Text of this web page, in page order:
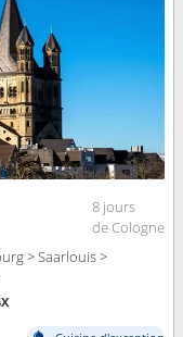
8 jours
de Cologne
> Saarlouis >